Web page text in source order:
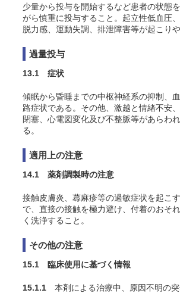
少量から投与を開始するなど患者の状態
がら慎重に投与すること。起立性低血圧、
脱力感、運動失調、排泄障害等が起こりや
過量投与
13.1 症状
傾眠から昏睡までの中枢神経系の抑制、
路症状である。その他、激越と情緒不安
閉塞、心電図変化及び不整脈等があらわ
る。
適用上の注意
14.1 薬剤調製時の注意
接触皮膚炎、蕁麻疹等の過敏症状を起こ
で、直接の接触を極力避け、付着のおそ
く洗浄すること。
その他の注意
15.1 臨床使用に基づく情報
15.1.1 本剤による治療中、原因不明の